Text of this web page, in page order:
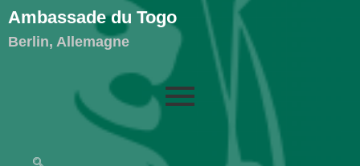
Ambassade du Togo
Berlin, Allemagne